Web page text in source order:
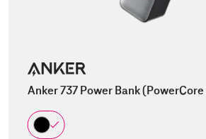
Anker 737 Power Bank